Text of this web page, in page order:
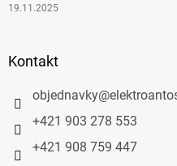
19.11.2025
Kontakt
objednavky@
+421 903 278 553
+421 908 759 447